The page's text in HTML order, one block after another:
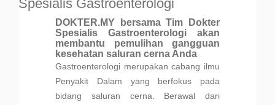
Spesialis Gastroenterologi
DOKTER.MY bersama Tim Dokter
Spesialis Gastroenterologi akan
membantu pemulihan gangguan
kesehatan saluran cerna Anda
Gastroenterologi merupakan cabang ilmu
Penyakit Dalam yang berfokus pada
bidang saluran cerna. Berawal dari